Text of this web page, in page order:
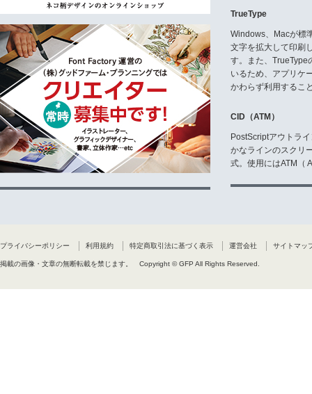
TrueType
Windows、Macが標
文字を拡大して印刷
す。また、TrueType
いるため、アプリケ
かわらず利用するこ
CID（ATM）
PostScriptアウトラ
かなラインのスクリ
式。使用にはATM（
プライバシーポリシー 利用規約 特定商取引法に基づく表示 運営会社 サイトマッ
掲載の画像・文章の無断転載を禁じます。 Copyright © GFP All Rights Reserved.